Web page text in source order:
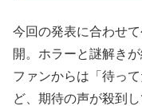
今回の発表に合わせ
開。ホラーと謎解き
ファンからは「待っ
ど、期待の声が殺到し